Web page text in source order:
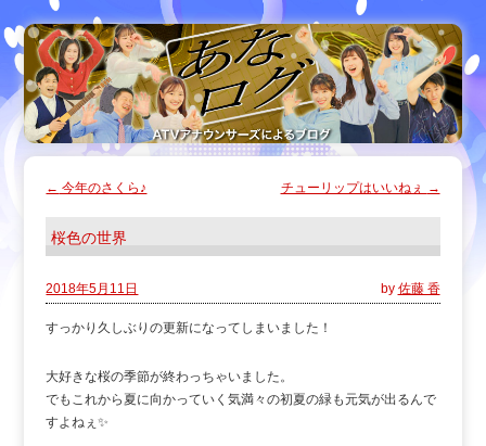
← 今年のさくら♪ チューリップはいいねぇ →
桜色の世界
2018年5月11日 by 佐藤 香
すっかり久しぶりの更新になってしまいました！
大好きな桜の季節が終わっちゃいました。
でもこれから夏に向かっていく気満々の初夏の緑も元気が出るんで
すよねぇ✨